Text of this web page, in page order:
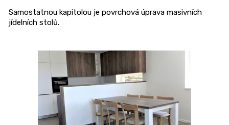
Samostatnou kapitolou je povrchová úprava masivních
jídelních stolů.